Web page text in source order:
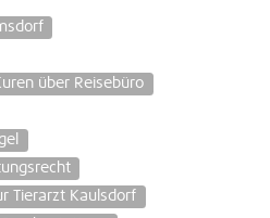
über Reisebüro
Tierarzt Kaulsdorf